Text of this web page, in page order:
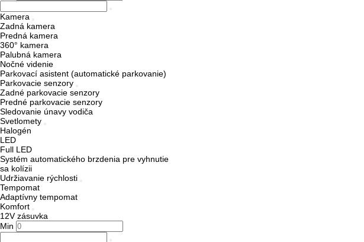
Kamera
Zadná kamera
Predná kamera
360° kamera
Palubná kamera
Nočné videnie
Parkovací asistent (automatické parkovanie)
Parkovacie senzory
Zadné parkovacie senzory
Predné parkovacie senzory
Sledovanie únavy vodiča
Svetlomety
Halogén
LED
Full LED
Systém automatického brzdenia pre vyhnutie
sa kolízii
Udržiavanie rýchlosti
Tempomat
Adaptívny tempomat
Komfort
12V zásuvka
Min